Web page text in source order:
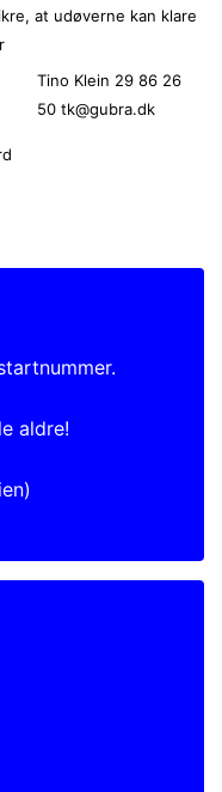
at udøverne kan klare
Tino Klein 29 86 26
50 tk@gubra.dk
aldre!